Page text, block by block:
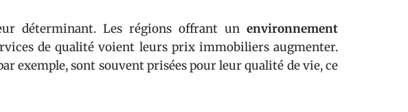
déterminant. Les régions offrant un environnement
de qualité voient leurs prix immobiliers augmenter.
exemple, sont souvent prisées pour leur qualité de vie, ce